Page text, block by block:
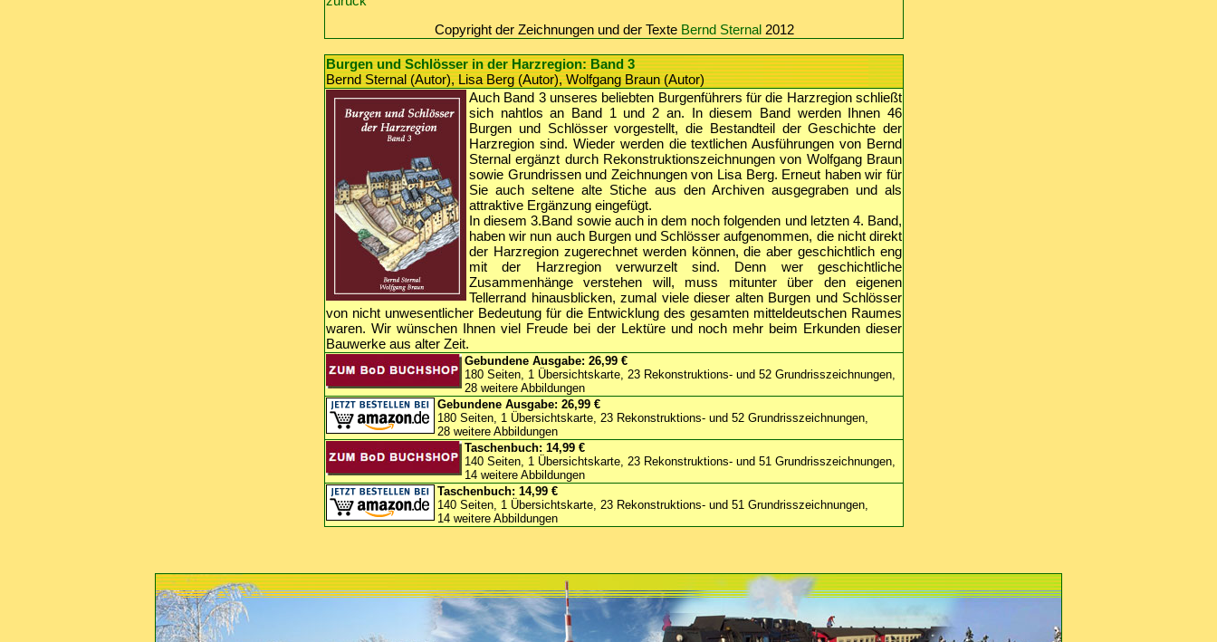
Copyright der Zeichnungen und der Texte Bernd Sternal2012
Burgen und Schlösser in der Harzregion: Band 3
Bernd Sternal (Autor), Lisa Berg (Autor), Wolfgang Braun (Autor)
Auch Band 3 unseres beliebten Burgenführers für die Harzregion schließt
sich nahtlos an Band 1 und 2 an. In diesem Band werden Ihnen 46
Burgen und Schlösser vorgestellt, die Bestandteil der Geschichte der
Harzregion sind. Wieder werden die textlichen Ausführungen von Bernd
Sternal ergänzt durch Rekonstruktionszeichnungen von Wolfgang Braun
sowie Grundrissen und Zeichnungen von Lisa Berg. Erneut haben wir für
Sie auch seltene alte Stiche aus den Archiven ausgegraben und als
attraktive Ergänzung eingefügt.
In diesem 3.Band sowie auch in dem noch folgenden und letzten 4. Band,
haben wir nun auch Burgen und Schlösser aufgenommen, die nicht direkt
der Harzregion zugerechnet werden können, die aber geschichtlich eng
mit der Harzregion verwurzelt sind. Denn wer geschichtliche
Zusammenhänge verstehen will, muss mitunter über den eigenen
Tellerrand hinausblicken, zumal viele dieser alten Burgen und Schlösser
von nicht unwesentlicher Bedeutung für die Entwicklung des gesamten mitteldeutschen Raumes
waren. Wir wünschen Ihnen viel Freude bei der Lektüre und noch mehr beim Erkunden dieser
Bauwerke aus alter Zeit.
Gebundene Ausgabe: 26,99 €
180 Seiten, 1 Übersichtskarte, 23 Rekonstruktions- und 52 Grundrisszeichnungen,
28 weitere Abbildungen
Gebundene Ausgabe: 26,99 €
180 Seiten, 1 Übersichtskarte, 23 Rekonstruktions- und 52 Grundrisszeichnungen,
28 weitere Abbildungen
Taschenbuch: 14,99 €
140 Seiten, 1 Übersichtskarte, 23 Rekonstruktions- und 51 Grundrisszeichnungen,
14 weitere Abbildungen
Taschenbuch: 14,99 €
140 Seiten, 1 Übersichtskarte, 23 Rekonstruktions- und 51 Grundrisszeichnungen,
14 weitere Abbildungen